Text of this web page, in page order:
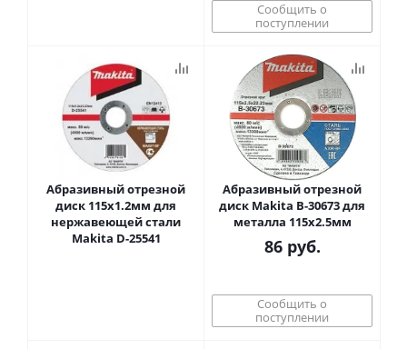
Сообщить о
поступлении
Абразивный отрезной
диск 115x1.2мм для
нержавеющей стали
Makita D-25541
Абразивный отрезной
диск Makita B-30673 для
металла 115x2.5мм
86руб.
Сообщить о
поступлении